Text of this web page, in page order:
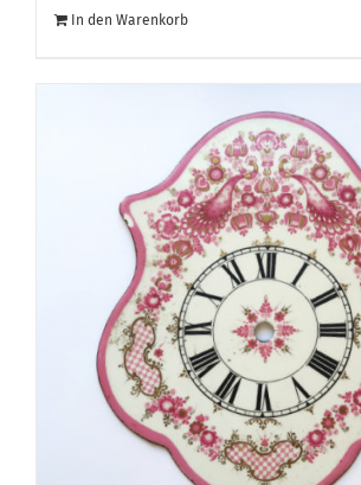
In den Warenkorb